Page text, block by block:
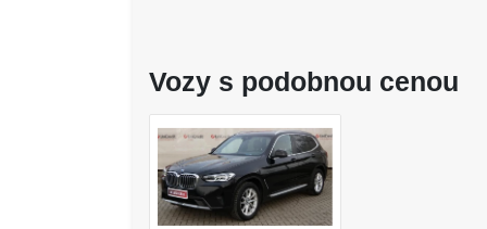
Vozy s podobnou cenou